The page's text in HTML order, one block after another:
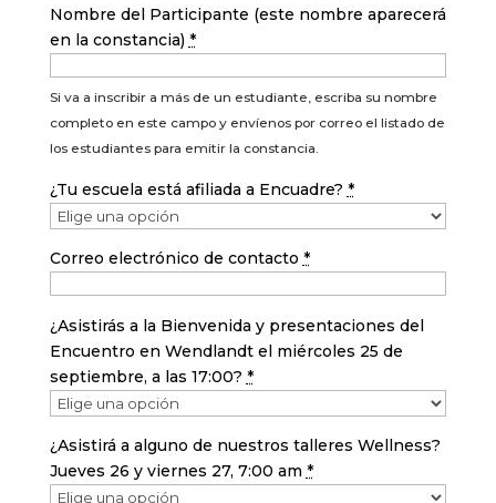
Nombre del Participante (este nombre aparecerá
en la constancia) *
Si va a inscribir a más de un estudiante, escriba su nombre
completo en este campo y envíenos por correo el listado de
los estudiantes para emitir la constancia.
¿Tu escuela está afiliada a Encuadre? *
Correo electrónico de contacto *
¿Asistirás a la Bienvenida y presentaciones del
Encuentro en Wendlandt el miércoles 25 de
septiembre, a las 17:00? *
¿Asistirá a alguno de nuestros talleres Wellness?
Jueves 26 y viernes 27, 7:00 am *